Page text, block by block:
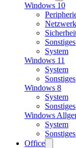
Windows 10
Netzwerk
Sonstiges
System
Windows 11
System
Sonstiges
Windows 8
System
Sonstiges
Windows
System
Sonstiges
Office